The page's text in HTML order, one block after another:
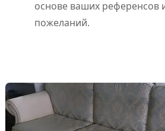
основе ваших референсов
пожеланий.